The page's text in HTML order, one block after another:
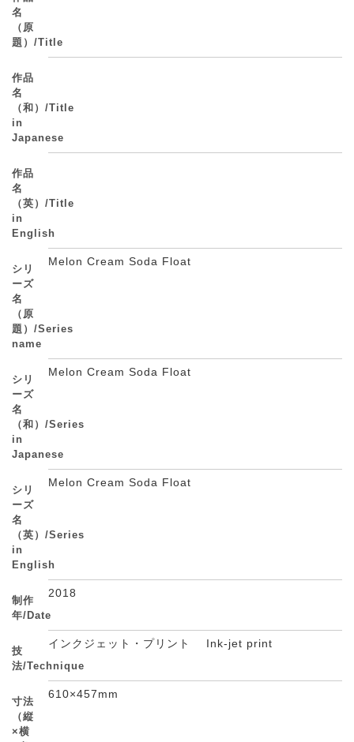
名
（原
題）/Title
作品
名
（和）/Title
in
Japanese
作品
名
（英）/Title
in
English
シリ
ーズ
名
（原
題）/Series
name
Melon Cream Soda Float
シリ
ーズ
名
（和）/Series
in
Japanese
Melon Cream Soda Float
シリ
ーズ
名
（英）/Series
in
English
Melon Cream Soda Float
制作
年/Date
2018
技
法/Technique
インクジェット・プリント Ink-jet print
寸法
（縦
×横
610×457mm